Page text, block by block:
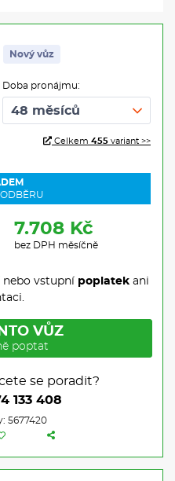
Nový vůz
Doba pronájmu:
Celkem 455 variant >>
7.708 Kč
bez DPH měsíčně
vstupní poplatekani
VŮZ
poptat
se poradit?
133 408
5677420